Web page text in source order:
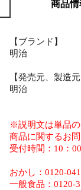
商品情
【ブランド】
明治
【発売元、製造
明治
※説明文は単品の
商品に関するお
受付時間：10：
おかし：0120-
一般食品：0120-